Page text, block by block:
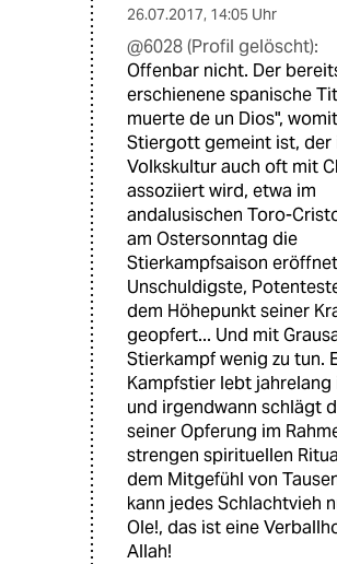
26.07.2017, 14:05 Uhr
@6028 (Profil gelöscht):
Offenbar nicht. Der
erschienene spanische
muerte de un Dios",
Stiergott gemeint ist, der
Volkskultur auch oft mit
assoziiert wird, etwa im
andalusischen Toro-
am Ostersonntag die
Stierkampfsaison
Unschuldigste,
dem Höhepunkt seiner
geopfert... Und mit
Stierkampf wenig zu tun.
Kampfstier lebt jahrelang
und irgendwann schlägt
seiner Opferung im
strengen spirituellen
dem Mitgefühl von
kann jedes Schlachtvieh
Ole!, das ist eine
Allah!